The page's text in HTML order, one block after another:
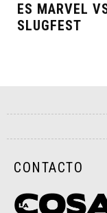
ES MARVEL
SLUGFEST
CONTACTO